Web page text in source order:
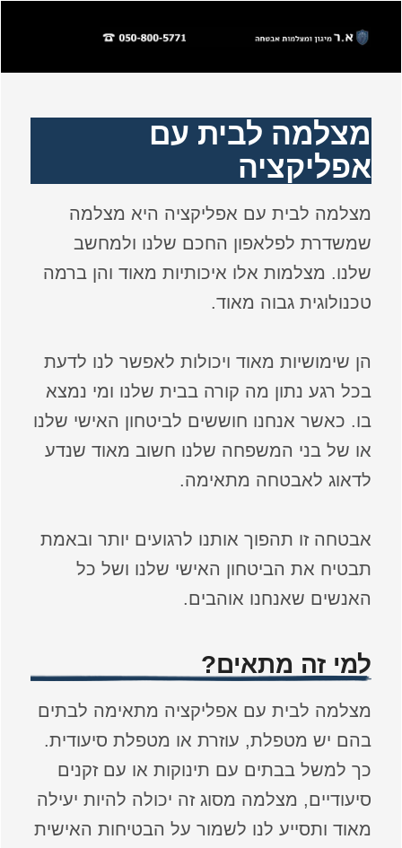
מצלמה לבית עם
אפליקציה
מצלמה לבית עם אפליקציה היא מצלמה
שמשדרת לפלאפון החכם שלנו ולמחשב
שלנו. מצלמות אלו איכותיות מאוד והן ברמה
טכנולוגית גבוה מאוד.
הן שימושיות מאוד ויכולות לאפשר לנו לדעת
בכל רגע נתון מה קורה בבית שלנו ומי נמצא
בו. כאשר אנחנו חוששים לביטחון האישי שלנו
או של בני המשפחה שלנו חשוב מאוד שנדע
לדאוג לאבטחה מתאימה.
אבטחה זו תהפוך אותנו לרגועים יותר ובאמת
תבטיח את הביטחון האישי שלנו ושל כל
האנשים שאנחנו אוהבים.
למי זה מתאים?
מצלמה לבית עם אפליקציה מתאימה לבתים
בהם יש מטפלת, עוזרת או מטפלת סיעודית.
כך למשל בבתים עם תינוקות או עם זקנים
סיעודיים, מצלמה מסוג זה יכולה להיות יעילה
מאוד ותסייע לנו לשמור על הבטיחות האישית